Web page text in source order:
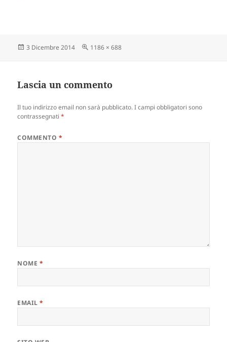
Scritto
3 Dicembre 2014
Dimensione
1186 × 688
Lascia un commento
Il tuo indirizzo email non sarà pubblicato. I campi obbligatori sono
contrassegnati*
COMMENTO *
NOME *
EMAIL*